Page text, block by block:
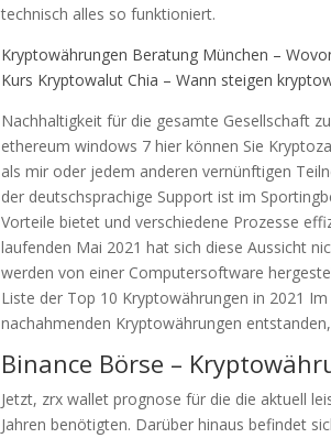
technisch alles so funktioniert.
Kryptowährungen Beratung München –
Kurs Kryptowalut Chia – Wann steigen
Nachhaltigkeit für die gesamte Gesellschaft
ethereum windows 7 hier können Sie
als mir oder jedem anderen vernünftigen
der deutschsprachige Support ist im
Vorteile bietet und verschiedene Prozesse
laufenden Mai 2021 hat sich diese Aussicht
werden von einer Computersoftware
Liste der Top 10 Kryptowährungen in 2021
nachahmenden Kryptowährungen
Binance Börse –
Jetzt, zrx wallet prognose für die die aktuell
Jahren benötigten. Darüber hinaus befindet